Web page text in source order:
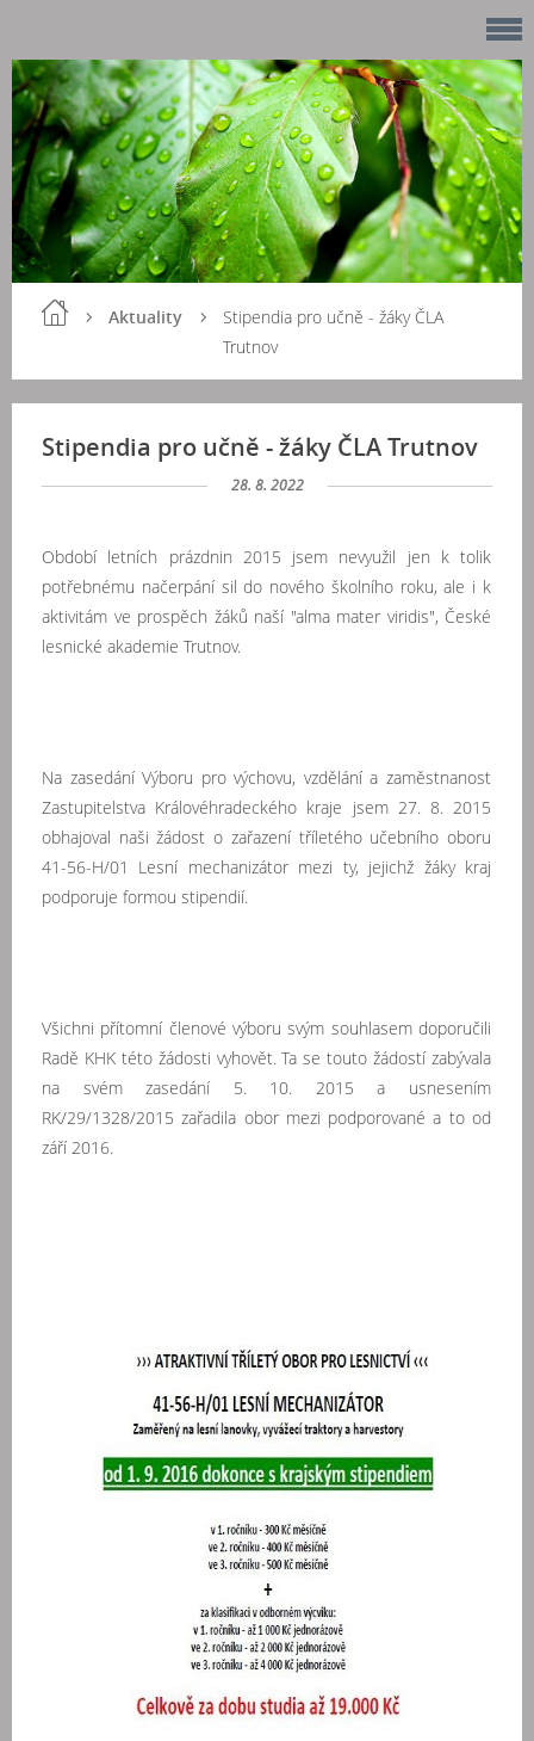
Aktuality
Stipendia pro učně - žáky ČLA
Trutnov
Stipendia pro učně - žáky ČLA Trutnov
28. 8. 2022
Období letních prázdnin 2015 jsem nevyužil jen k tolik
potřebnému načerpání sil do nového školního roku, ale i k
aktivitám ve prospěch žáků naší "alma mater viridis", České
lesnické akademie Trutnov.
Na zasedání Výboru pro výchovu, vzdělání a zaměstnanost
Zastupitelstva Královéhradeckého kraje jsem 27. 8. 2015
obhajoval naši žádost o zařazení tříletého učebního oboru
41-56-H/01 Lesní mechanizátor mezi ty, jejichž žáky kraj
podporuje formou stipendií.
Všichni přítomní členové výboru svým souhlasem doporučili
Radě KHK této žádosti vyhovět. Ta se touto žádostí zabývala
na svém zasedání 5. 10. 2015 a usnesením
RK/29/1328/2015 zařadila obor mezi podporované a to od
září 2016.